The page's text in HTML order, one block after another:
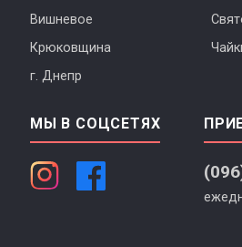
Вишневое
Крюковщина
г. Днепр
МЫ В СОЦСЕТЯХ